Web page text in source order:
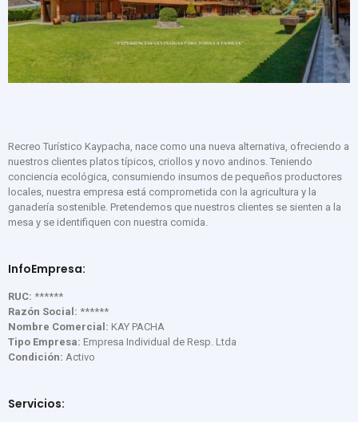
Recreo Turístico Kaypacha, nace como una nueva alternativa, ofreciendo a
nuestros clientes platos típicos, criollos y novo andinos. Teniendo
conciencia ecológica, consumiendo insumos de pequeños productores
locales, nuestra empresa está comprometida con la agricultura y la
ganadería sostenible. Pretendemos que nuestros clientes se sienten a la
mesa y se identifiquen con nuestra comida.
InfoEmpresa:
RUC: ******
Razón Social: ******
Nombre Comercial: KAY PACHA
Tipo Empresa: Empresa Individual de Resp. Ltda
Condición: Activo
Servicios: